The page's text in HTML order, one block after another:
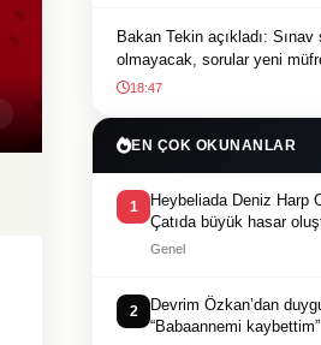
Bakan Tekin açıkladı:
olmayacak, sorular yeni
18:47
EN ÇOK OKUNANLAR
1
Heybeliada Deniz Harp
Çatıda büyük hasar
Genel
2
Devrim Özkan’dan
“Babaannemi kaybettim”